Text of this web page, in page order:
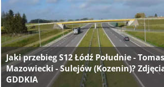
Jaki przebieg S12 Łódź Południe -
Mazowiecki - Sulejów (Kozenin)?
GDDKIA